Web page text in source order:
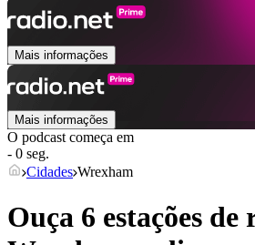
Mais informações
Mais informações
O podcast começa em
- 0 seg.
Cidades Wrexham
Ouça 6 estações de